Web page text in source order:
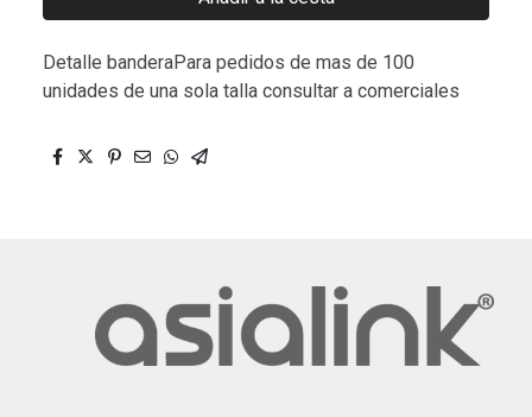
Detalle banderaPara pedidos de mas de 100
unidades de una sola talla consultar a comerciales